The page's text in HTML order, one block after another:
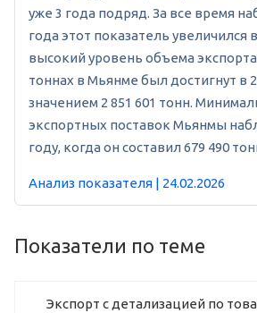
уже 3 года подряд. За все время
года этот показатель увеличился
высокий уровень объема
тоннах в Мьянме был достигнут в
значением 2 851 601 тонн.
экспортных поставок Мьянмы
году, когда он составил 679 490
Анализ показателя | 24.02.2026
Показатели по теме
Экспорт с детализацией по